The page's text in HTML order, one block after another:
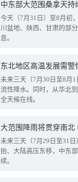
中东部大范围桑拿天
今天（7月31日）至8月初
川盆地、陕西、甘肃的部
息。
东北地区高温发展需
未来三天（7月30日至8月
流性降水。同时，从华北
全天候在线。
大范围降雨将贯穿南
未来三天（7月29日至31
抬、大陆高压东移，中东
续。